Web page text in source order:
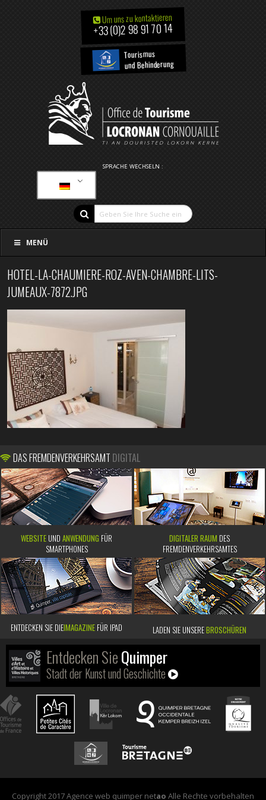
Um uns zu kontaktieren
+33 (0)2 98 91 70 14
Tourismus
und Behinderung
SPRACHE WECHSELN :
MENÜ
HOTEL-LA-CHAUMIERE-ROZ-AVEN-CHAMBRE-LITS-
JUMEAUX-7872.JPG
DAS FREMDENVERKEHRSAMT DIGITAL
WEBSITE UND ANWENDUNG FÜR
SMARTPHONES
DIGITALER RAUM DES
FREMDENVERKEHRSAMTES
ENTDECKEN SIE DIEIMAGAZINE FÜR IPAD LADEN SIE UNSEREBROSCHÜREN
Entdecken SieQuimper
Stadt der Kunst und Geschichte
Copyright 2017 Agence web quimper netao Alle Rechte vorbehalten